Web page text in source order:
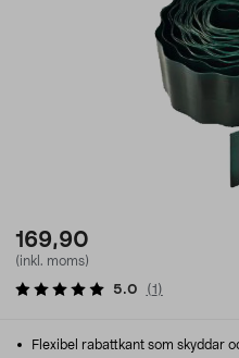
169,90
(inkl. moms)
5.0 (1 )
Flexibel rabattkant som skyddar